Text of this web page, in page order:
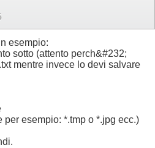
esempio:
sotto (attento perch&#232;
mentre invece lo devi salvare
esempio: *.tmp o *.jpg ecc.)